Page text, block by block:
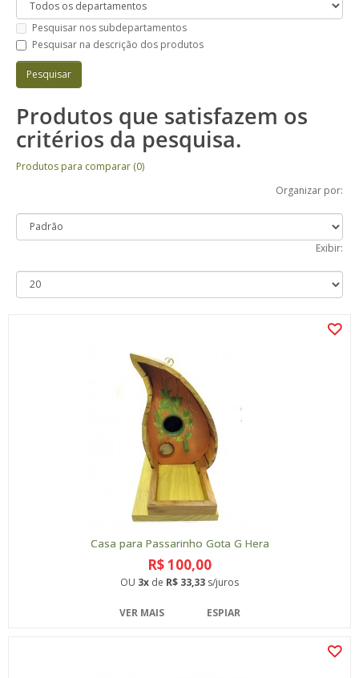
Pesquisar nos subdepartamentos
Pesquisar na descrição dos produtos
Produtos que satisfazem os
critérios da pesquisa.
Produtos para comparar (0)
Organizar por:
Exibir:
Casa para Passarinho Gota G Hera
R$ 100,00
OU 3x de R$ 33,33 s/juros
VER MAIS ESPIAR